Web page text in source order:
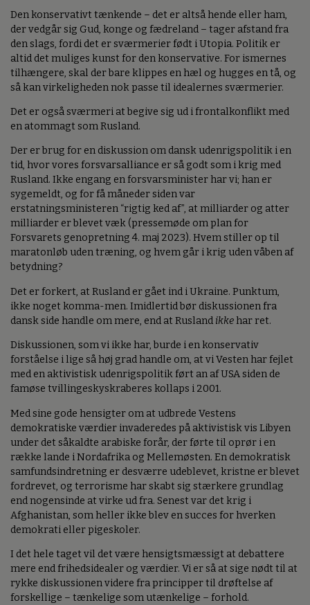
Den konservativt tænkende – det er altså hende eller ham,
der vedgår sig Gud, konge og fædreland – tager afstand fra
den slags, fordi det er sværmerier født i Utopia. Politik er
altid det muliges kunst for den konservative. For ismernes
tilhængere, skal der bare klippes en hæl og hugges en tå, og
så kan virkeligheden nok passe til idealernes sværmerier.
Det er også sværmeri at begive sig ud i frontalkonflikt med
en atommagt som Rusland.
Der er brug for en diskussion om dansk udenrigspolitik i en
tid, hvor vores forsvarsalliance er så godt som i krig med
Rusland. Ikke engang en forsvarsminister har vi; han er
sygemeldt, og for få måneder siden var
erstatningsministeren “rigtig ked af”, at milliarder og atter
milliarder er blevet væk (pressemøde om plan for
Forsvarets genopretning 4. maj 2023). Hvem stiller op til
maratonløb uden træning, og hvem går i krig uden våben af
betydning?
Det er forkert, at Rusland er gået ind i Ukraine. Punktum,
ikke noget komma-men. Imidlertid bør diskussionen fra
dansk side handle om mere, end at Rusland ikkehar ret.
Diskussionen, som vi ikke har, burde i en konservativ
forståelse i lige så høj grad handle om, at vi Vesten har fejlet
med en aktivistisk udenrigspolitik ført an af USA siden de
famøse tvillingeskyskraberes kollaps i 2001.
Med sine gode hensigter om at udbrede Vestens
demokratiske værdier invaderedes på aktivistisk vis Libyen
under det såkaldte arabiske forår, der førte til oprør i en
række lande i Nordafrika og Mellemøsten. En demokratisk
samfundsindretning er desværre udeblevet, kristne er blevet
fordrevet, og terrorisme har skabt sig stærkere grundlag
end nogensinde at virke ud fra. Senest var det krig i
Afghanistan, som heller ikke blev en succes for hverken
demokrati eller pigeskoler.
I det hele taget vil det være hensigtsmæssigt at debattere
mere end frihedsidealer og værdier. Vi er så at sige nødt til at
rykke diskussionen videre fra principper til drøftelse af
forskellige – tænkelige som utænkelige – forhold.